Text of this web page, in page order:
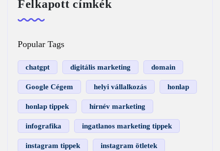
Felkapott címkék
Popular Tags
chatgpt digitális marketing domain
Google Cégem helyi vállalkozás honlap
honlap tippek hírnév marketing
infografika ingatlanos marketing tippek
instagram tippek instagram ötletek